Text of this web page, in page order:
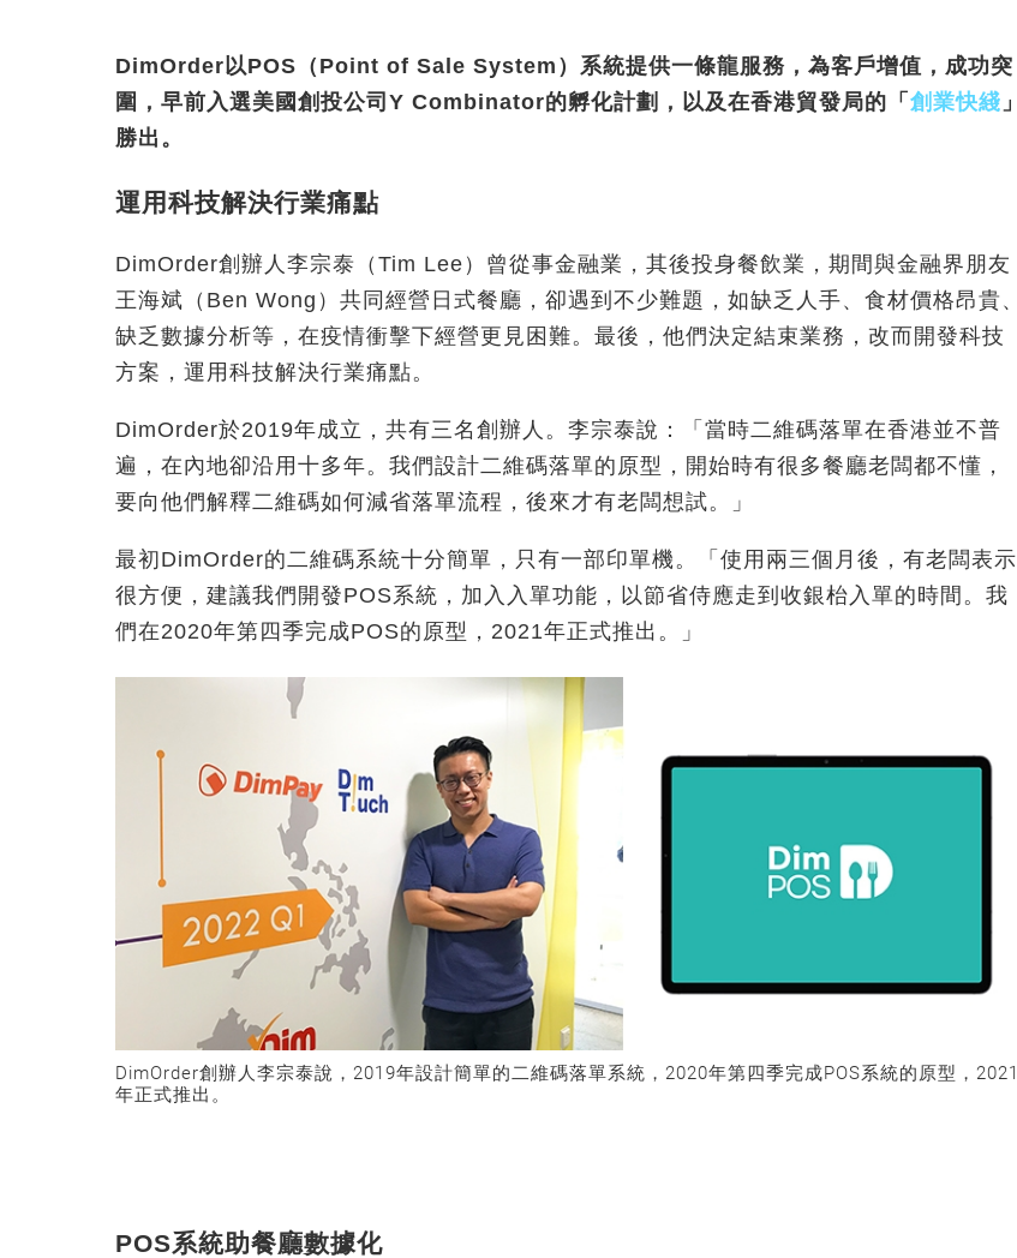
DimOrder以POS （ Point of Sale System ）系統提供一條龍服務，為客戶增值，成功突
圍，早前入選美國創投公司 Y Combinator的孵化計劃，以及在香港貿發局的「 創業快綫 」
勝出。
運用科技解決行業痛點
DimOrder創辦人李宗泰（Tim Lee）曾從事金融業，其後投身餐飲業，期間與金融界朋友
王海斌（Ben Wong）共同經營日式餐廳，卻遇到不少難題，如缺乏人手、食材價格昂貴、
缺乏數據分析等，在疫情衝擊下經營更見困難。最後，他們決定結束業務，改而開發科技
方案，運用科技解決行業痛點。
DimOrder於2019年成立，共有三名創辦人。李宗泰說：「當時二維碼落單在香港並不普
遍，在內地卻沿用十多年。我們設計二維碼落單的原型，開始時有很多餐廳老闆都不懂，
要向他們解釋二維碼如何減省落單流程，後來才有老闆想試。」
最初DimOrder的二維碼系統十分簡單，只有一部印單機。「使用兩三個月後，有老闆表示
很方便，建議我們開發POS系統，加入入單功能，以節省侍應走到收銀枱入單的時間。我
們在2020年第四季完成POS的原型，2021年正式推出。」
DimOrder創辦人李宗泰說，2019年設計簡單的二維碼落單系統，2020年第四季完成POS系統的原型，2021
年正式推出。
POS系統助餐廳數據化